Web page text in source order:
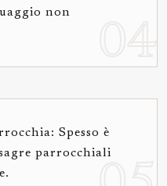
non
Spesso è
parrocchiali